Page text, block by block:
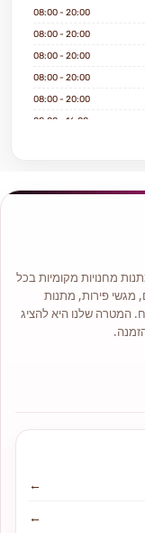
08:00 - 20:00
08:00 - 20:00
08:00 - 20:00
08:00 - 20:00
08:00 - 20:00
08:00 - 16:00
מחנויות מקומיות בכל
מגשי פירות, מתנות
המטרה שלנו היא להציג
←
←